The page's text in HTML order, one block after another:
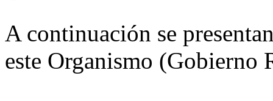
A continuación se
este Organismo (Gobierno